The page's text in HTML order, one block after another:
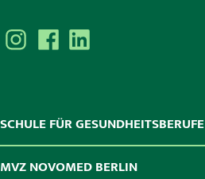
SCHULE FÜR GESUNDHEITSBERUFE
MVZ NOVOMED BERLIN